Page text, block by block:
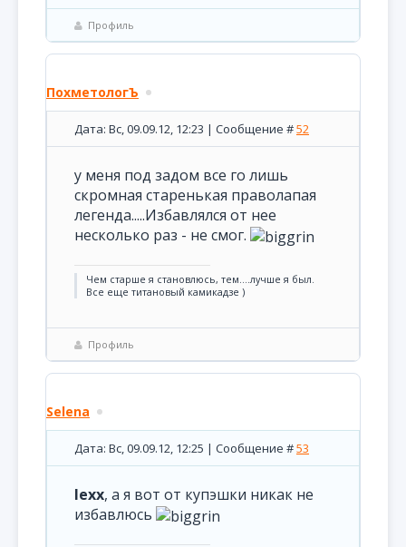
Профиль
ПохметологЪ
Дата: Вс, 09.09.12, 12:23 | Сообщение #52
у меня под задом все го лишь
скромная старенькая праволапая
легенда.....Избавлялся от нее
несколько раз - не смог.
Чем старше я становлюсь, тем....лучше я был.
Все еще титановый камикадзе )
Профиль
Selena
Дата: Вс, 09.09.12, 12:25 | Сообщение #53
lexx, а я вот от купэшки никак не
избавлюсь